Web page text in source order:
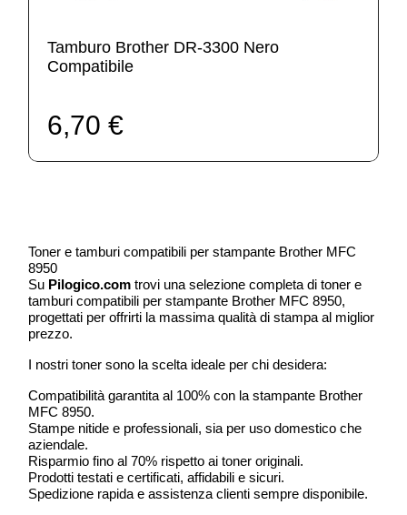
Tamburo Brother DR-3300 Nero
Compatibile
6,70 €
Toner e tamburi compatibili per stampante Brother MFC
8950
Su Pilogico.com trovi una selezione completa di toner e
tamburi compatibili per stampante Brother MFC 8950,
progettati per offrirti la massima qualità di stampa al miglior
prezzo.
I nostri toner sono la scelta ideale per chi desidera:
Compatibilità garantita al 100% con la stampante Brother
MFC 8950.
Stampe nitide e professionali, sia per uso domestico che
aziendale.
Risparmio fino al 70% rispetto ai toner originali.
Prodotti testati e certificati, affidabili e sicuri.
Spedizione rapida e assistenza clienti sempre disponibile.